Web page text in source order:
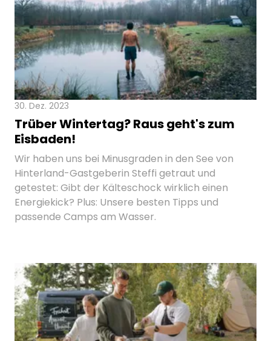
30. Dez. 2023
Trüber Wintertag? Raus geht's zum
Eisbaden!
Wir haben uns bei Minusgraden in den See von
Hinterland-Gastgeberin Steffi getraut und
getestet: Gibt der Kälteschock wirklich einen
Energiekick? Plus: Unsere besten Tipps und
passende Camps am Wasser.